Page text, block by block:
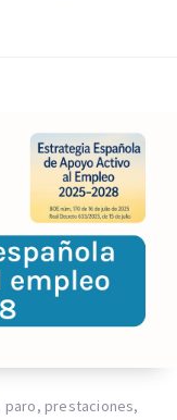
paro, prestaciones,